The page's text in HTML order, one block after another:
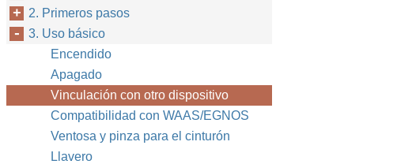
2. Primeros pasos
3. Uso básico
Encendido
Apagado
Vinculación con otro dispositivo
Compatibilidad con WAAS/EGNOS
Ventosa y pinza para el cinturón
Llavero